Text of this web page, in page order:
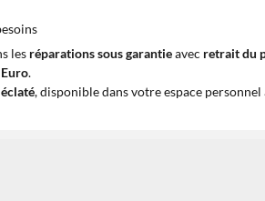
les réparations sous garantieavec retrait du
.
, disponible dans votre espace